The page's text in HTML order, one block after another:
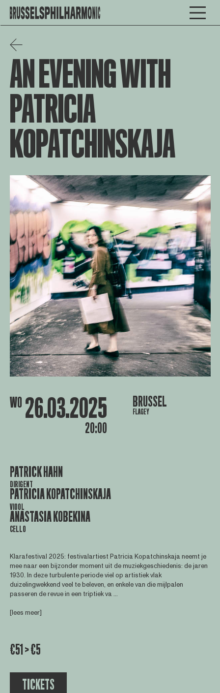
AN EVENING WITH
PATRICIA
KOPATCHINSKAJA
WO 26.03.2025
20:00
BRUSSEL
FLAGEY
PATRICK HAHN
DIRIGENT
PATRICIA KOPATCHINSKAJA
VIOOL
ANASTASIA KOBEKINA
CELLO
Klarafestival 2025: festivalartiest Patricia Kopatchinskaja neemt je
mee naar een bijzonder moment uit de muziekgeschiedenis: de jaren
1930. In deze turbulente periode viel op artistiek vlak
duizelingwekkend veel te beleven, en enkele van die mijlpalen
passeren de revue in een triptiek va ...
[lees meer]
€51 > €5
TICKETS